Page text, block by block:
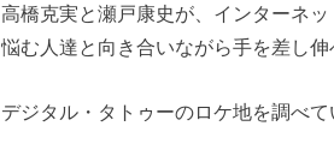
高橋克実と瀬戸康史が、インターネ
悩む人達と向き合いながら手を差し伸
デジタル・タトゥーのロケ地を調べて